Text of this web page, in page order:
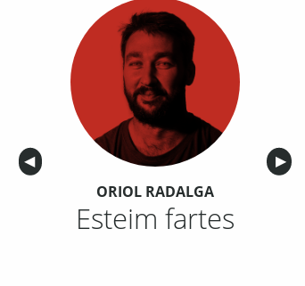
Anterior
◀︎ ▶︎
ORIOL RADALGA
Esteim fartes